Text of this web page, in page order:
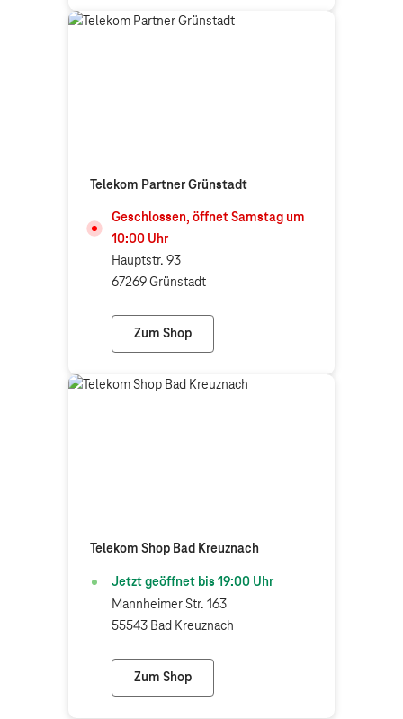
Telekom Partner Grünstadt
Geschlossen, öffnetSamstag um
10:00 Uhr
Hauptstr. 93
67269 Grünstadt
Zum Shop
Telekom Partner Grünstadt
Telekom Shop Bad Kreuznach
Jetzt geöffnet bis 19:00 Uhr
Mannheimer Str. 163
55543 Bad Kreuznach
Zum Shop
Telekom Shop Bad Kreuznach